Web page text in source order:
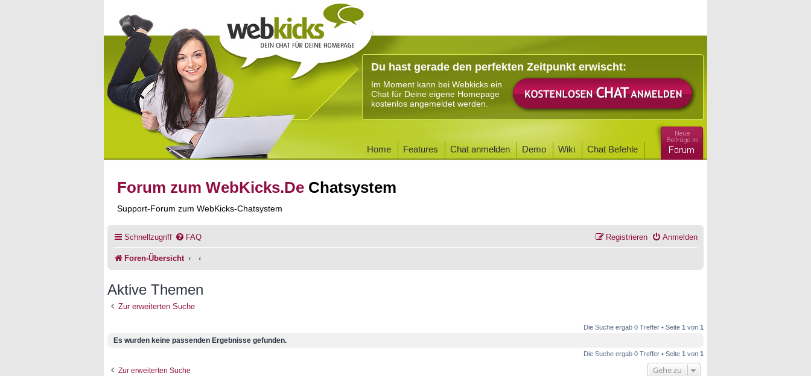
Du hast gerade den perfekten Zeitpunkt erwischt:
Im Moment kann bei Webkicks ein
Chat für Deine eigene Homepage
kostenlos angemeldet werden.
Home Features Chat anmelden Demo Wiki Chat Befehle
Forum zum WebKicks.De Chatsystem
Support-Forum zum WebKicks-Chatsystem
Schnellzugriff FAQ Anmelden
Registrieren
Foren-Übersicht
Aktive Themen
Zur erweiterten Suche
Die Suche ergab 0 Treffer • Seite 1 von 1
Es wurden keine passenden Ergebnisse gefunden.
Die Suche ergab 0 Treffer • Seite 1 von 1
Zur erweiterten Suche Gehe zu